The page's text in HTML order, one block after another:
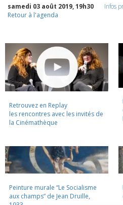
samedi 03 août 2019, 19h30
Infos
Retour à l'agenda
Retrouvez en Replay
les rencontres avec les invités de
la Cinémathèque
Peinture murale “Le Socialisme
aux champs” de Jean Druille,